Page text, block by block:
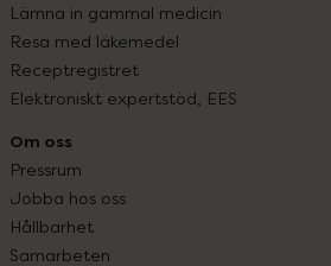
Lämna in gammal medicin
Resa med läkemedel
Receptregistret
Elektroniskt expertstöd, EES
Om oss
Pressrum
Jobba hos oss
Hållbarhet
Samarbeten